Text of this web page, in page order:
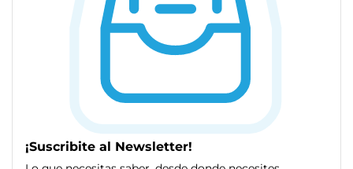
¡Suscribite al Newsletter!